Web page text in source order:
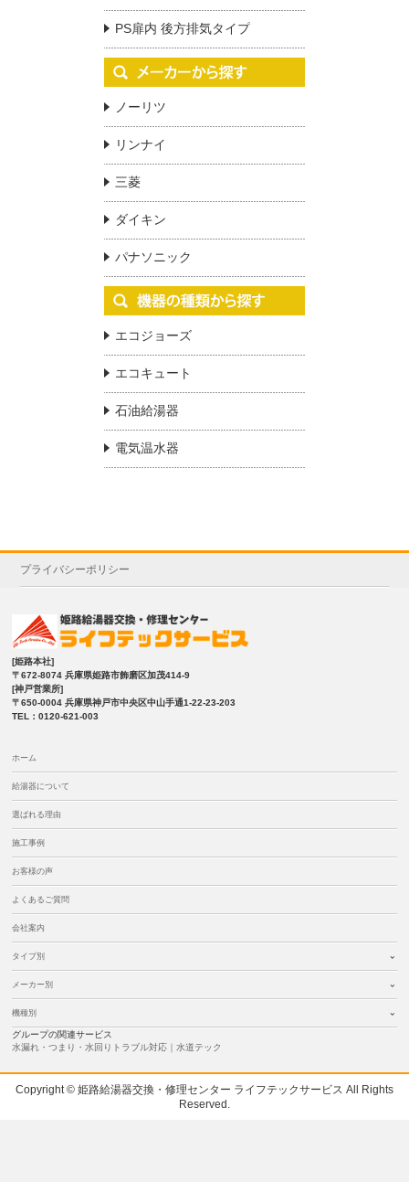
PS扉内 後方排気タイプ
ノーリツ
リンナイ
三菱
ダイキン
パナソニック
エコジョーズ
エコキュート
石油給湯器
電気温水器
プライバシーポリシー
[姫路本社]
〒672-8074 兵庫県姫路市飾磨区加茂414-9
[神戸営業所]
〒650-0004 兵庫県神戸市中央区中山手通1-22-23-203
TEL：0120-621-003
ホーム
給湯器について
選ばれる理由
施工事例
お客様の声
よくあるご質問
会社案内
タイプ別
メーカー別
機種別
グループの関連サービス
水漏れ・つまり・水回りトラブル対応｜水道テック
Copyright © 姫路給湯器交換・修理センター ライフテックサービス All Rights
Reserved.